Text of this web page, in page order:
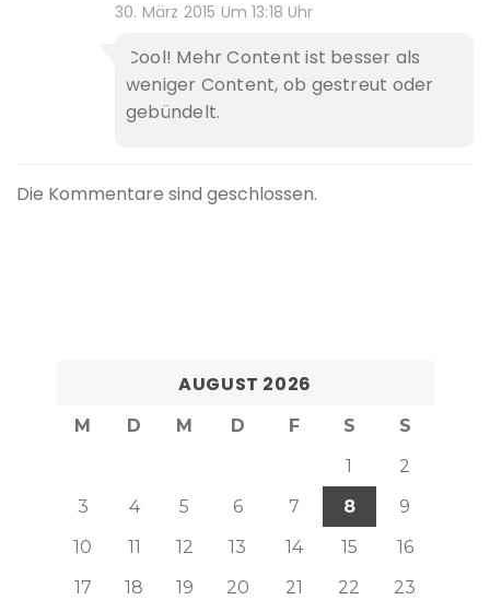
30. März 2015 Um 13:18 Uhr
Cool! Mehr Content ist besser als
weniger Content, ob gestreut oder
gebündelt.
Die Kommentare sind geschlossen.
AUGUST 2026
M D M D F S
S
1
2
3
4 5 6 7 8
9
10
11 12 13 14 15
16
17
18 19 20 21 22
23